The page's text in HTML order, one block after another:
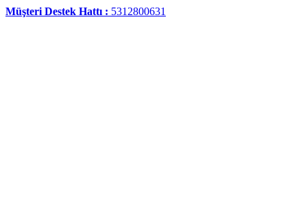
Müşteri Destek Hattı : 5312800631